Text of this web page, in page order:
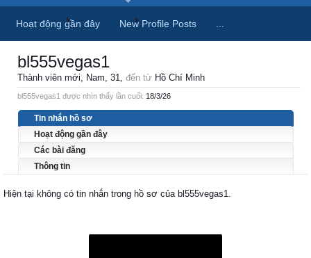
Trang chủ Thành viên bl555vegas1
bl555vegas1
Thành viên mới, Nam, 31, đến từ Hồ Chí Minh
bl555vegas1 được nhìn thấy lần cuối: 18/3/26
Tin nhắn hồ sơ
Hoạt động gần đây
Các bài đăng
Thông tin
Hiện tại không có tin nhắn trong hồ sơ của bl555vegas1.
Hoạt động gần đây New Profile Posts